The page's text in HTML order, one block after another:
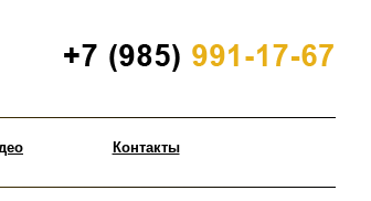
Контакты